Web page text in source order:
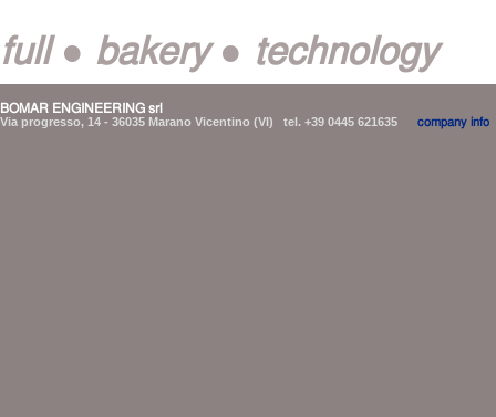
full ● bakery ● technology
BOMAR ENGINEERING srl
Via progresso, 14 - 36035 Marano Vicentino (VI) tel. +39 0445 621635 company info